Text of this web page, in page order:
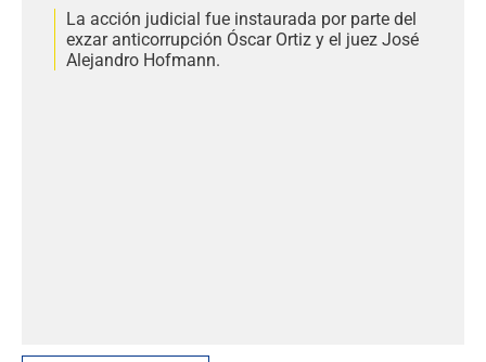
La acción judicial fue instaurada por parte del
exzar anticorrupción Óscar Ortiz y el juez José
Alejandro Hofmann.